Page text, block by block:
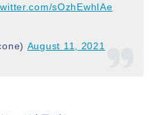
sOzhEwhIAe
August 11, 2021